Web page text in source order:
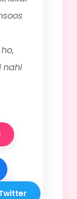
nahi